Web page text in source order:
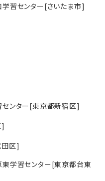
習センター[さいたま市]
センター[東京都新宿区]
区]
東学習センター[東京都台東